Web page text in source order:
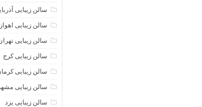
سالن زیبایی
سالن زیبایی اهواز
سالن زیبایی
سالن زیبایی کرج
سالن زیبایی
سالن زیبایی
سالن زیبایی یزد